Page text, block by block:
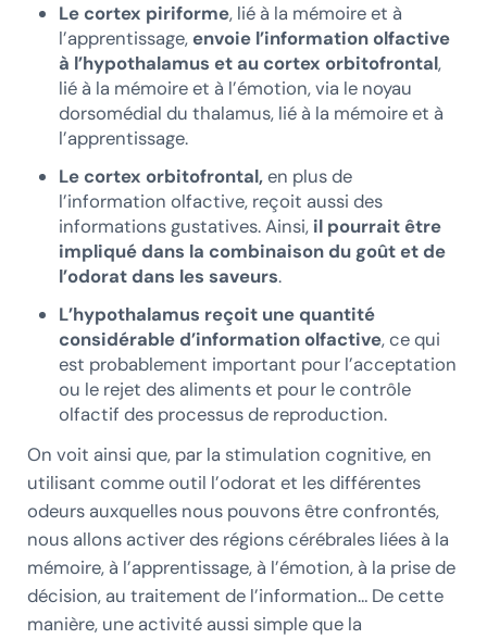
Le cortex piriforme, lié à la mémoire et à
l’apprentissage, envoie l’information olfactive
à l’hypothalamus et au cortex orbitofrontal,
lié à la mémoire et à l’émotion, via le noyau
dorsomédial du thalamus, lié à la mémoire et à
l’apprentissage.
Le cortex orbitofrontal,en plus de
l’information olfactive, reçoit aussi des
informations gustatives. Ainsi, il pourrait être
impliqué dans la combinaison du goût et de
l’odorat dans les saveurs.
L’hypothalamus reçoit une quantité
considérable d’information olfactive, ce qui
est probablement important pour l’acceptation
ou le rejet des aliments et pour le contrôle
olfactif des processus de reproduction.
On voit ainsi que, par la stimulation cognitive, en
utilisant comme outil l’odorat et les différentes
odeurs auxquelles nous pouvons être confrontés,
nous allons activer des régions cérébrales liées à la
mémoire, à l’apprentissage, à l’émotion, à la prise de
décision, au traitement de l’information… De cette
manière, une activité aussi simple que la